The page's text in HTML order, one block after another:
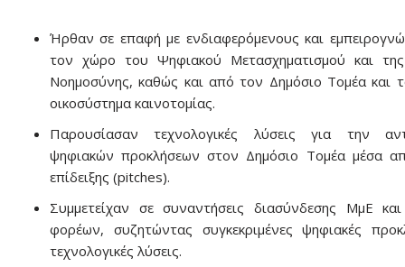
Ήρθαν σε επαφή με ενδιαφερόμενους και
τον χώρο του Ψηφιακού Μετασχηματισμού και
Νοημοσύνης, καθώς και από τον Δημόσιο Τομέα και
οικοσύστημα καινοτομίας.
Παρουσίασαν τεχνολογικές λύσεις για την
ψηφιακών προκλήσεων στον Δημόσιο Τομέα μέσα
επίδειξης (pitches).
Συμμετείχαν σε συναντήσεις διασύνδεσης ΜμΕ
φορέων, συζητώντας συγκεκριμένες ψηφιακές
τεχνολογικές λύσεις.